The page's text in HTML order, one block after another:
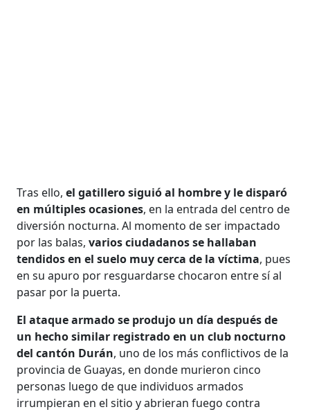
Tras ello, el gatillero siguió al hombre y le disparó
en múltiples ocasiones, en la entrada del centro de
diversión nocturna. Al momento de ser impactado
por las balas, varios ciudadanos se hallaban
tendidos en el suelo muy cerca de la víctima, pues
en su apuro por resguardarse chocaron entre sí al
pasar por la puerta.
El ataque armado se produjo un día después de
un hecho similar registrado en un club nocturno
del cantón Durán, uno de los más conflictivos de la
provincia de Guayas, en donde murieron cinco
personas luego de que individuos armados
irrumpieran en el sitio y abrieran fuego contra